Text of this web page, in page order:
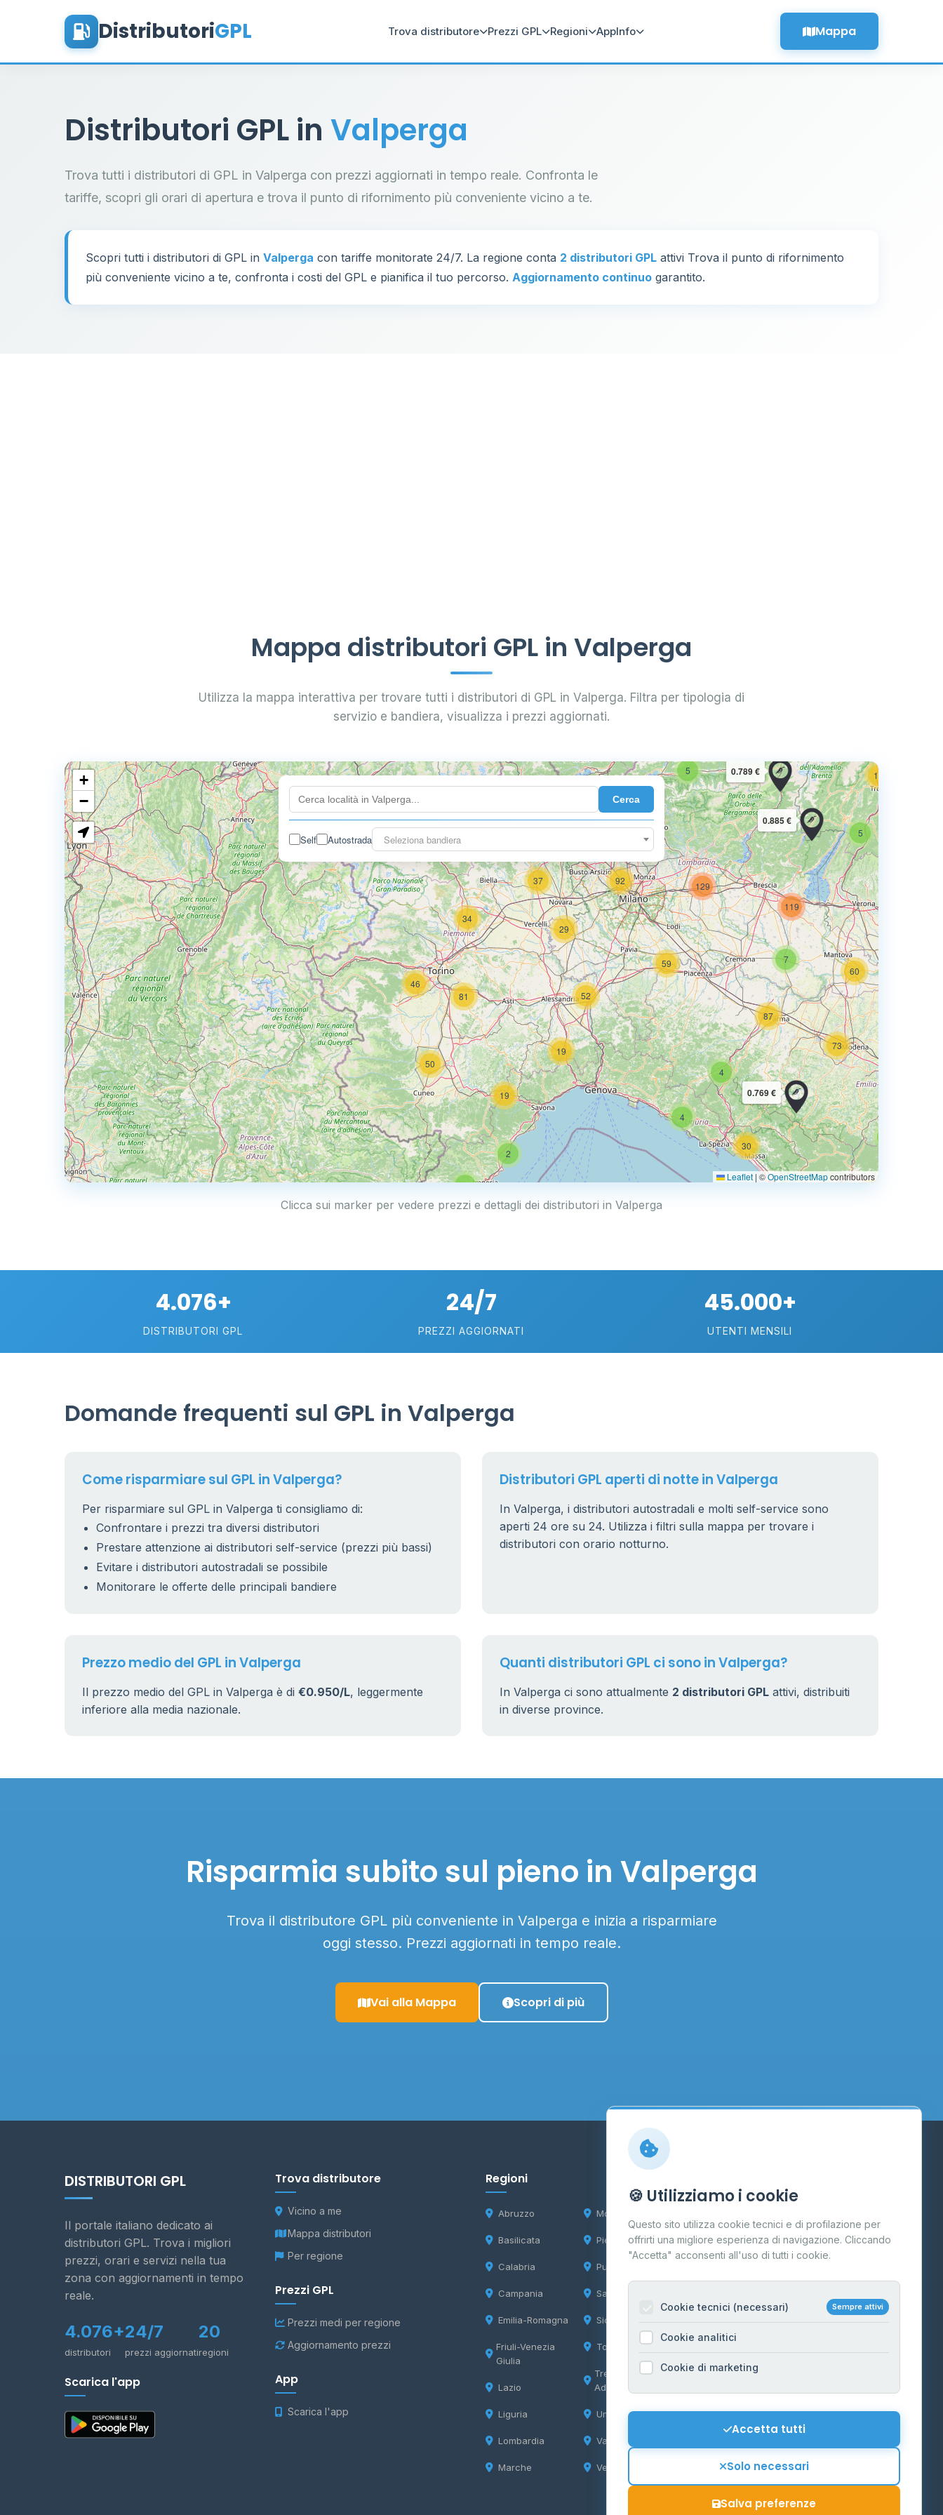
DistributoriGPL Trova distributore Prezzi GPL Regioni AppInfo Mappa
Distributori GPL in Valperga
Trova tutti i distributori di GPL in Valperga con prezzi aggiornati in tempo reale. Confronta le
tariffe, scopri gli orari di apertura e trova il punto di rifornimento più conveniente vicino a te.
Scopri tutti i distributori di GPL in Valperga con tariffe monitorate 24/7. La regione conta 2 distributori GPL attivi Trova il punto di rifornimento
più conveniente vicino a te, confronta i costi del GPL e pianifica il tuo percorso. Aggiornamento continuo garantito.
Mappa distributori GPL in Valperga
Utilizza la mappa interattiva per trovare tutti i distributori di GPL in Valperga. Filtra per tipologia di
servizio e bandiera, visualizza i prezzi aggiornati.
Cerca
Self Autostrada Seleziona bandiera
34
3
37
16
2
46
5
50
4
29
19
52
19
81
5
4
87
5
92
59 7
129
119
60
73
30
0.885 €
0.789 €
0.769 €
+
−
Leaflet | ©OpenStreetMapcontributors
Clicca sui marker per vedere prezzi e dettagli dei distributori in Valperga
4.076+
DISTRIBUTORI GPL
24/7
PREZZI AGGIORNATI
45.000+
UTENTI MENSILI
Domande frequenti sul GPL in Valperga
Come risparmiare sul GPL in Valperga?
Per risparmiare sul GPL in Valperga ti consigliamo di:
Confrontare i prezzi tra diversi distributori
Prestare attenzione ai distributori self-service (prezzi più bassi)
Evitare i distributori autostradali se possibile
Monitorare le offerte delle principali bandiere
Distributori GPL aperti di notte in Valperga
In Valperga, i distributori autostradali e molti self-service sono
aperti 24 ore su 24. Utilizza i filtri sulla mappa per trovare i
distributori con orario notturno.
Prezzo medio del GPL in Valperga
Il prezzo medio del GPL in Valperga è di €0.950/L, leggermente
inferiore alla media nazionale.
Quanti distributori GPL ci sono in Valperga?
In Valperga ci sono attualmente 2 distributori GPL attivi, distribuiti
in diverse province.
Risparmia subito sul pieno in Valperga
Trova il distributore GPL più conveniente in Valperga e inizia a risparmiare
oggi stesso. Prezzi aggiornati in tempo reale.
Vai alla Mappa Scopri di più
DISTRIBUTORI GPL
Il portale italiano dedicato ai
distributori GPL. Trova i migliori
prezzi, orari e servizi nella tua
zona con aggiornamenti in tempo
reale.
4.076+
distributori
24/7
prezzi aggiornati
20
regioni
Scarica l'app
Trova distributore
Vicino a me
Mappa distributori
Per regione
Prezzi GPL
Prezzi medi per regione
Aggiornamento prezzi
App
Scarica l'app
Regioni
Abruzzo
Basilicata
Calabria
Campania
Emilia-Romagna
Friuli-Venezia
Giulia
Lazio
Liguria
Lombardia
Marche
Molise
Piemonte
Puglia
Sardegna
Sicilia
Toscana
Trentino-Alto
Adige
Umbria
Valle d'Aosta
Veneto
Contatti
Per gestori
Informazioni legali
Privacy Policy
Cookie Policy
Mappa del sito
Contattaci
🍪 Utilizziamo i cookie
Questo sito utilizza cookie tecnici e di profilazione per
offrirti una migliore esperienza di navigazione. Cliccando
"Accetta" acconsenti all'uso di tutti i cookie.
Cookie tecnici (necessari) Sempre attivi
Cookie analitici
Cookie di marketing
Accetta tutti
Solo necessari
Salva preferenze